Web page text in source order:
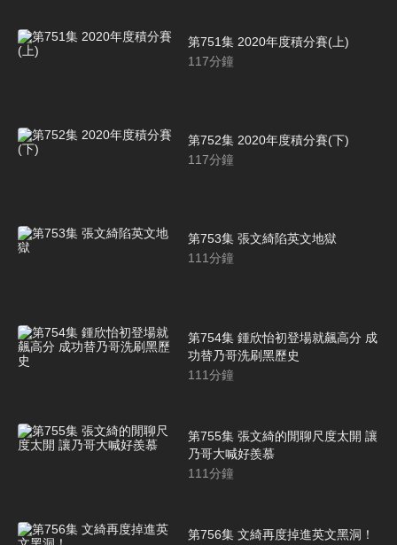
第751集 2020年度積分賽(上)
117分鐘
第752集 2020年度積分賽(下)
117分鐘
第753集 張文綺陷英文地獄
111分鐘
第754集 鍾欣怡初登場就飆高分 成
功替乃哥洗刷黑歷史
111分鐘
第755集 張文綺的閒聊尺度太開 讓
乃哥大喊好羨慕
111分鐘
第756集 文綺再度掉進英文黑洞！